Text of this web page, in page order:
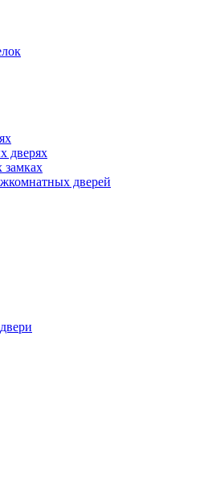
дверях
замках
дверей